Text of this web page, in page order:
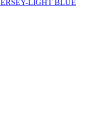
LIGHT BLUE